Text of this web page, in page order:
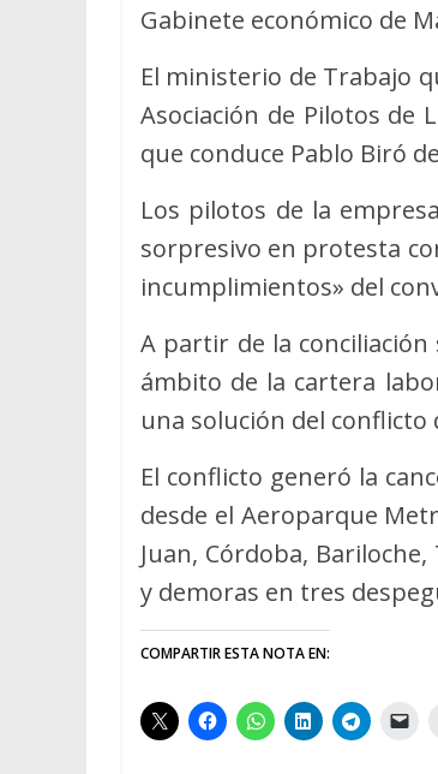
Gabinete económico de
El ministerio de Trabajo
Asociación de Pilotos de
que conduce Pablo Biró
Los pilotos de la
sorpresivo en protesta
incumplimientos» del
A partir de la
ámbito de la cartera
una solución del conflicto
El conflicto generó la
desde el Aeroparque
Juan, Córdoba,
y demoras en tres
COMPARTIR ESTA NOTA EN: